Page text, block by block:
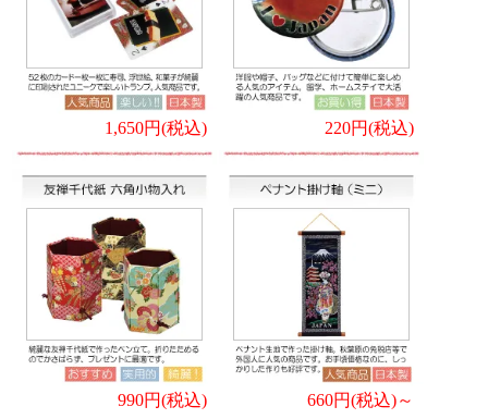
1,650円(税込) 220円(税込)
990円(税込) 660円(税込)～